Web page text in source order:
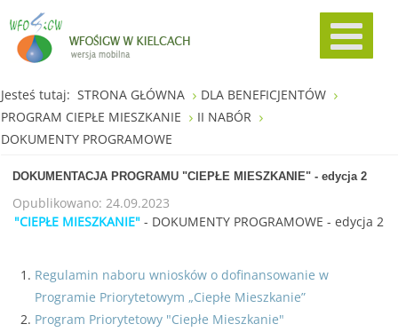
Jesteś tutaj: STRONA GŁÓWNA
DLA BENEFICJENTÓW
PROGRAM CIEPŁE MIESZKANIE
II NABÓR
DOKUMENTY PROGRAMOWE
DOKUMENTACJA PROGRAMU "CIEPŁE MIESZKANIE" - edycja 2
Opublikowano: 24.09.2023
"CIEPŁE MIESZKANIE" - DOKUMENTY PROGRAMOWE - edycja 2
Regulamin naboru wniosków o dofinansowanie w
Programie Priorytetowym „Ciepłe Mieszkanie”
Program Priorytetowy "Ciepłe Mieszkanie"